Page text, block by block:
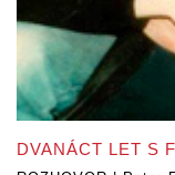
DVANÁCT LET S